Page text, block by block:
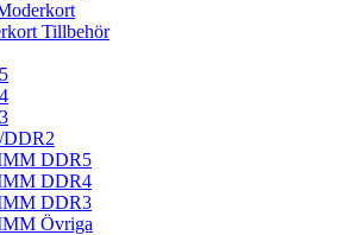
Tillbehör
DDR5
DDR4
DDR3
Övriga